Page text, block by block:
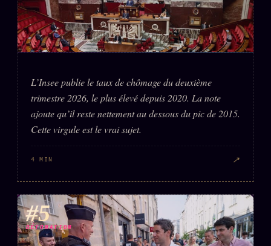
L’Insee publie le taux de chômage du deuxième
trimestre 2026, le plus élevé depuis 2020. La note
ajoute qu’il reste nettement au dessous du pic de 2015.
Cette virgule est le vrai sujet.
4 MIN ↗
#5
DÉTONATION